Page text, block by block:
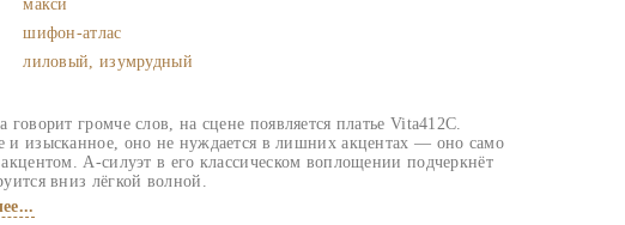
макси
шифон-атлас
лиловый, изумрудный
говорит громче слов, на сцене появляется платье Vita412C.
и изысканное, оно не нуждается в лишних акцентах — оно само
акцентом. А-силуэт в его классическом воплощении подчеркнёт
вниз лёгкой волной.